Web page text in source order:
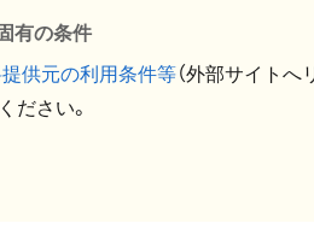
有の条件
供元の利用条件等（外部サイトへ
ださい。